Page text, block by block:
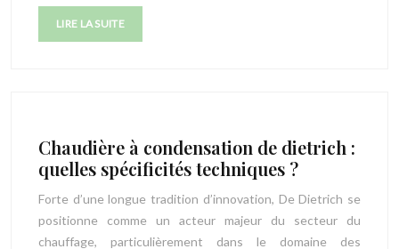
LIRE LA SUITE
Chaudière à condensation de dietrich :
quelles spécificités techniques ?
Forte d’une longue tradition d’innovation, De Dietrich se
positionne comme un acteur majeur du secteur du
chauffage, particulièrement dans le domaine des